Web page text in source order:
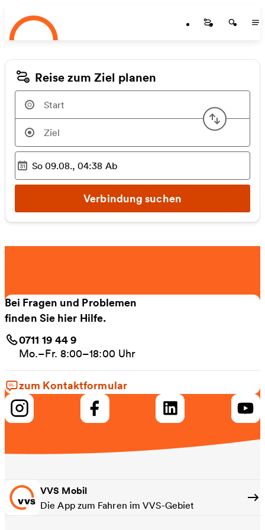
Zum Hauptinhalt springen
Startseite
Reise zum Ziel planen
Start
Ausgewählter Zeitpunkt
So 09.08., 04:38 Ab
Verbindung suchen
Bei Fragen und Problemen
finden Sie hier Hilfe.
0711 19 44 9
Mo.–Fr. 8:00–18:00 Uhr
zum Kontaktformular
VVS Mobil
Die App zum Fahren im VVS-Gebiet